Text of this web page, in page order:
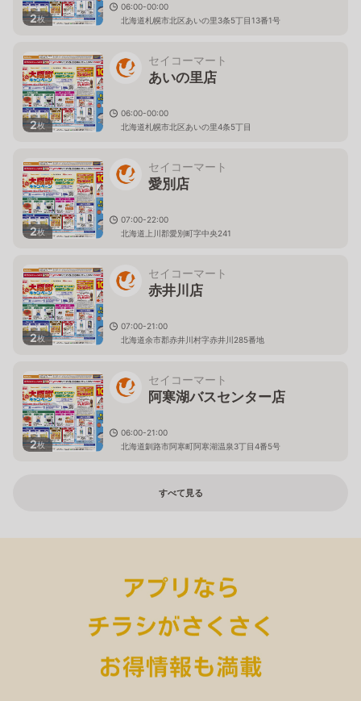
2枚
06:00-00:00
北海道札幌市北区あいの里3条5丁目13番1号
2枚
セイコーマート
あいの里店
06:00-00:00
北海道札幌市北区あいの里4条5丁目
2枚
セイコーマート
愛別店
07:00-22:00
北海道上川郡愛別町字中央241
2枚
セイコーマート
赤井川店
07:00-21:00
北海道余市郡赤井川村字赤井川285番地
2枚
セイコーマート
阿寒湖バスセンター店
06:00-21:00
北海道釧路市阿寒町阿寒湖温泉3丁目4番5号
すべて見る